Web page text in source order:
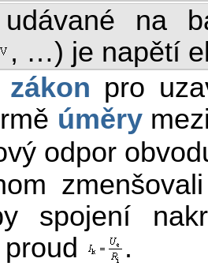
udávané na
, …) je napětí
pro
úměry
odpor
spojení
.